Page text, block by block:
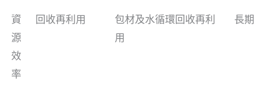
資
源
效
率
回收再利用
包材及水循環回收再利
用
長期